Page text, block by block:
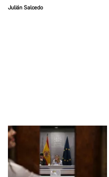
Julián Salcedo